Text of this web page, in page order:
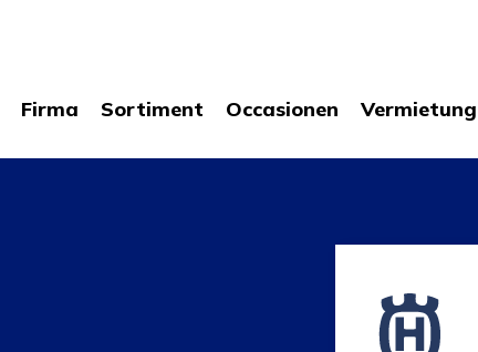
Firma Sortiment Occasionen Vermietung